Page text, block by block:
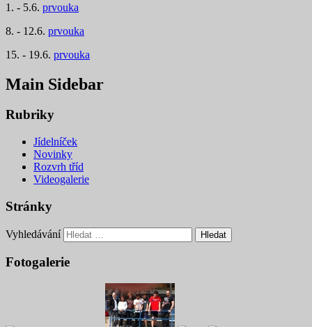
1. - 5.6. prvouka
8. - 12.6. prvouka
15. - 19.6. prvouka
Main Sidebar
Rubriky
Jídelníček
Novinky
Rozvrh tříd
Videogalerie
Stránky
Vyhledávání
Fotogalerie